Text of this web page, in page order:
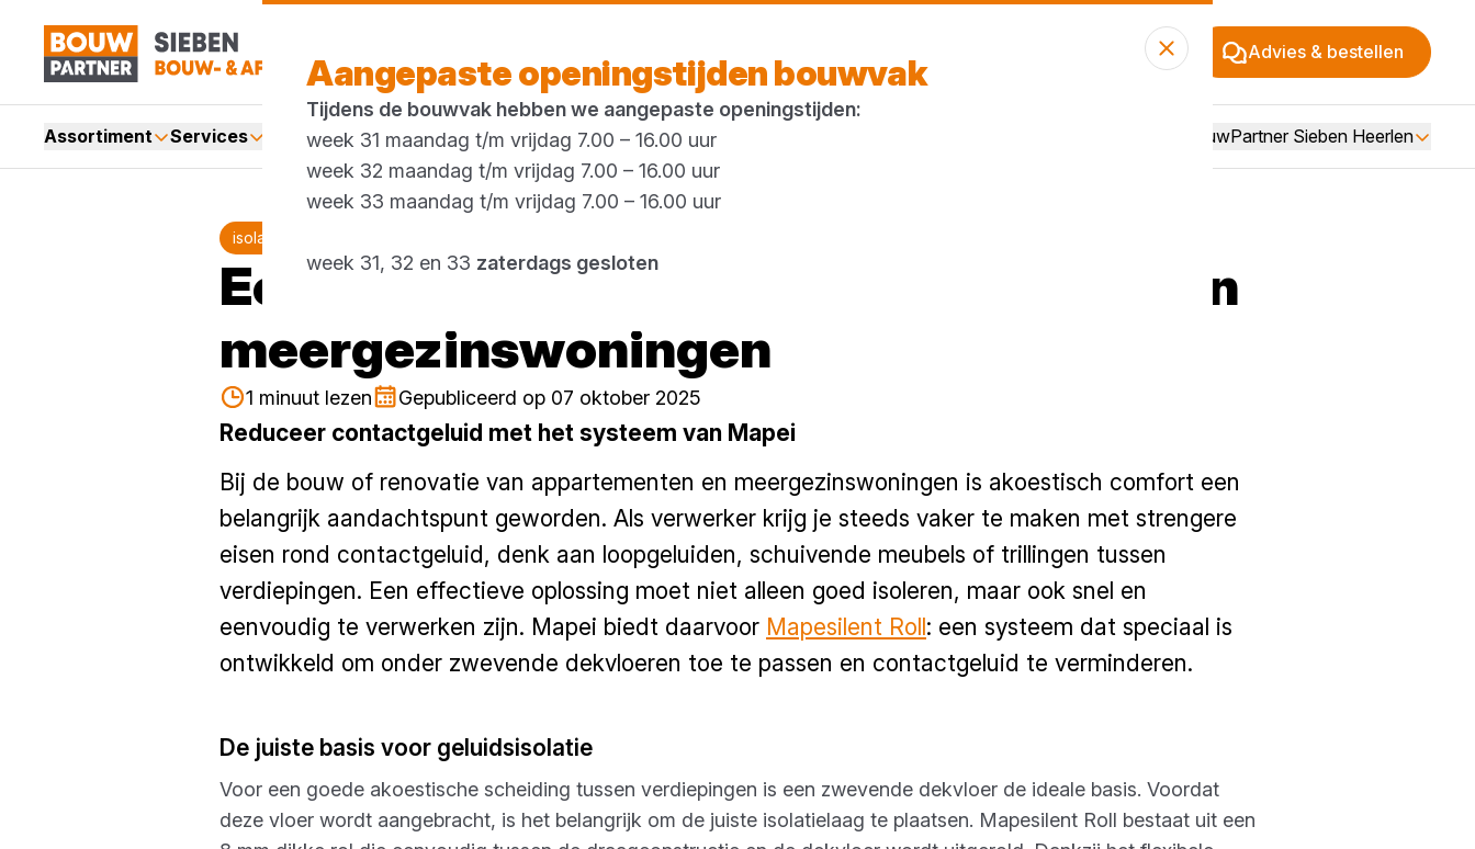
Advies & bestellen
Assortiment Services MerkenActiesBlogs Over BouwPartner Sieben Heerlen
isolatie
Een slimme keuze voor geluidsisolatie in
meergezinswoningen
1 minuut lezen Gepubliceerd op 07 oktober 2025
Reduceer contactgeluid met het systeem van Mapei
Bij de bouw of renovatie van appartementen en meergezinswoningen is akoestisch comfort een
belangrijk aandachtspunt geworden. Als verwerker krijg je steeds vaker te maken met strengere
eisen rond contactgeluid, denk aan loopgeluiden, schuivende meubels of trillingen tussen
verdiepingen. Een effectieve oplossing moet niet alleen goed isoleren, maar ook snel en
eenvoudig te verwerken zijn. Mapei biedt daarvoor Mapesilent Roll: een systeem dat speciaal is
ontwikkeld om onder zwevende dekvloeren toe te passen en contactgeluid te verminderen.
De juiste basis voor geluidsisolatie
Voor een goede akoestische scheiding tussen verdiepingen is een zwevende dekvloer de ideale basis. Voordat
deze vloer wordt aangebracht, is het belangrijk om de juiste isolatielaag te plaatsen. Mapesilent Roll bestaat uit een
Aangepaste openingstijden bouwvak
Tijdens de bouwvak hebben we aangepaste openingstijden:
week 31 maandag t/m vrijdag 7.00 – 16.00 uur
week 32 maandag t/m vrijdag 7.00 – 16.00 uur
week 33 maandag t/m vrijdag 7.00 – 16.00 uur
week 31, 32 en 33 zaterdags gesloten